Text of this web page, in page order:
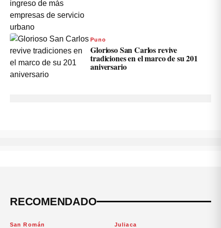
Puno
Glorioso San Carlos revive
tradiciones en el marco de su 201
aniversario
RECOMENDADO
San Román Juliaca